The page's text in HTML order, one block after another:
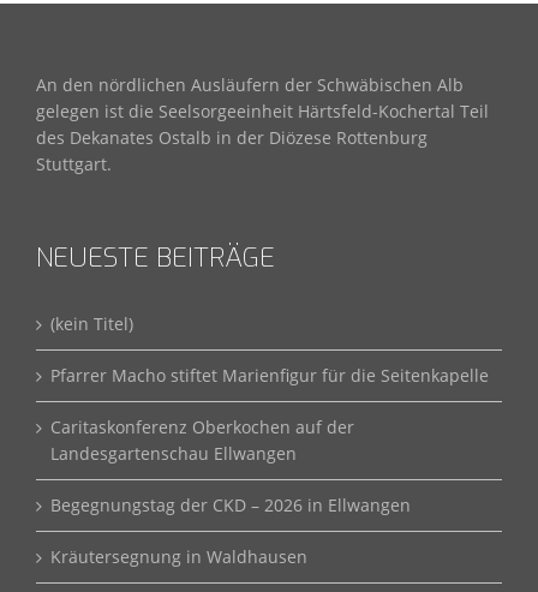
An den nördlichen Ausläufern der Schwäbischen Alb
gelegen ist die Seelsorgeeinheit Härtsfeld-Kochertal Teil
des Dekanates Ostalb in der Diözese Rottenburg
Stuttgart.
NEUESTE BEITRÄGE
(kein Titel)
Pfarrer Macho stiftet Marienfigur für die Seitenkapelle
Caritaskonferenz Oberkochen auf der
Landesgartenschau Ellwangen
Begegnungstag der CKD – 2026 in Ellwangen
Kräutersegnung in Waldhausen